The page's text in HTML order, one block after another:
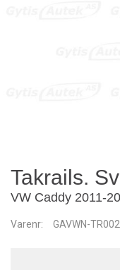
Takrails.
VW Caddy 2011-
Varenr: GAVWN-